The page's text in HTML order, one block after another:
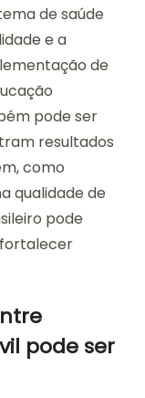
de saúde
e a
de
pode ser
resultados
como
qualidade de
pode
pode ser